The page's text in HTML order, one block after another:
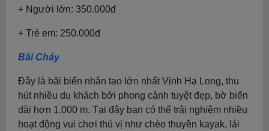
+ Người lớn: 350.000đ
+ Trẻ em: 250.000đ
Bãi Cháy
Đây là bãi biển nhân tạo lớn nhất Vịnh Hạ Long, thu
hút nhiều du khách bởi phong cảnh tuyệt đẹp, bờ biển
dài hơn 1.000 m. Tại đây bạn có thể trải nghiệm nhiều
hoạt động vui chơi thú vị như chèo thuyền kayak, lái